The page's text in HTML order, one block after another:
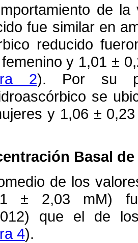
de
fue similar en
reducido
y 1,01 ±
2). Por su
se
y 1,06 ±
Basal
de los
± 2,03 mM)
que el de
4).